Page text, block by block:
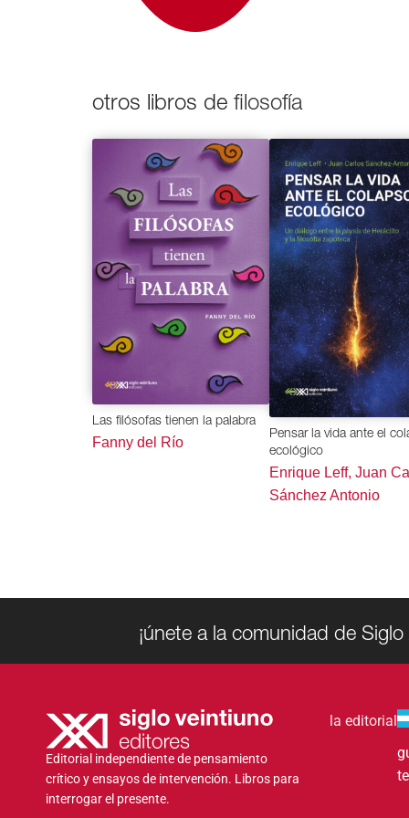
otros libros defilosofía
Las filósofas tienen la palabra
Fanny del Río
Pensar la vida ante el
ecológico
Enrique Leff, Juan
Sánchez Antonio
¡únete a la comunidad de Siglo
Editorial independiente de pensamiento
crítico y ensayos de intervención. Libros para
interrogar el presente.
la editorial